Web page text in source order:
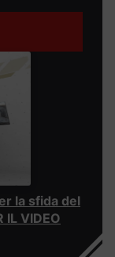
la sfida del
VIDEO